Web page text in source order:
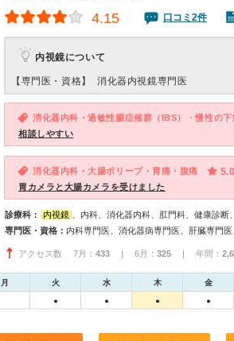
4.15 口コミ2件
内視鏡について
【専門医・資格】 消化器内視鏡専門医
消化器内科・過敏性腸症候群（IBS）・慢性の下
相談しやすい
消化器内科・大腸ポリープ・胃痛・腹痛 5.0
胃カメラと大腸カメラを受けました
診療科： 内視鏡
、内科、消化器内科、肛門科、健康診断
専門医・資格：
アクセス数 7月： 433 | 6月： 325 | 年間：
月 火 水 木 金
● ● ● ●